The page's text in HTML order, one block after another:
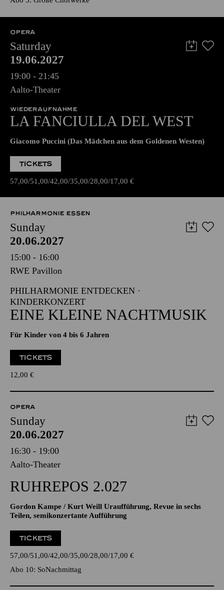
OPERA
Saturday
19.06.2027
19:00 - 21:45
Aalto-Theater
WIEDERAUFNAHME
LA FANCIULLA DEL WEST
Giacomo Puccini (Das Mädchen aus dem Goldenen Westen)
TICKETS
57,00 51,00 42,00 35,00 28,00 17,00 €
PHILHARMONIE ESSEN
Sunday
20.06.2027
15:00 - 16:00
RWE Pavillon
PHILHARMONIE ENTDECKEN ·
KINDERKONZERT
EINE KLEINE NACHTMUSIK
Für Kinder von 4 bis 6 Jahren
TICKETS
12,00 €
OPERA
Sunday
20.06.2027
16:30 - 19:00
Aalto-Theater
RUHREPOS 2.027
Gordon Kampe / Kurt Weill Uraufführung, Revue in sechs
Teilen, semikonzertante Aufführung
TICKETS
57,00 51,00 42,00 35,00 28,00 17,00 €
Abo 10: SoNachmittag